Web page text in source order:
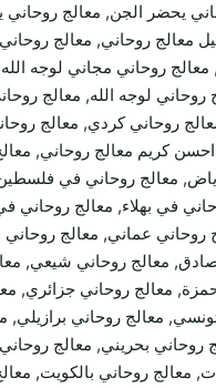
يحضر الجن, معالج
معالج روحاني, معالج
روحاني مجاني لوجه
لوجه الله, معالج
روحاني كردي, معالج
كريم معالج روحاني,
معالج روحاني في
في بهلاء, معالج روحاني
عماني, معالج روحاني
معالج روحاني شيعي,
معالج روحاني جزائري,
معالج روحاني برازيلي,
روحاني بحريني, معالج
معالج روحاني بالكويت,